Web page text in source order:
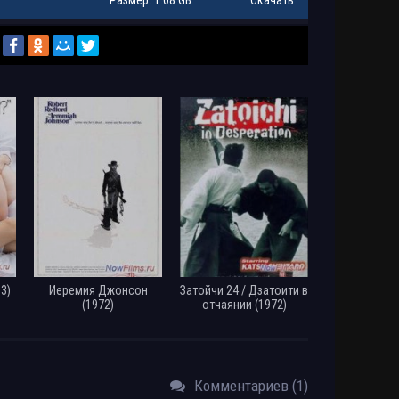
720p
Скачать
Размер: 3.17 GB Скачать
Размер: 3.56 GB Скачать
Размер: 1.50 GB Скачать
Размер: 1.25 GB Скачать
Размер: 4.26 GB Скачать
Иеремия Джонсон
(1972)
Затойчи 24 / Дзатоити в
отчаянии (1972)
Комментариев (1)